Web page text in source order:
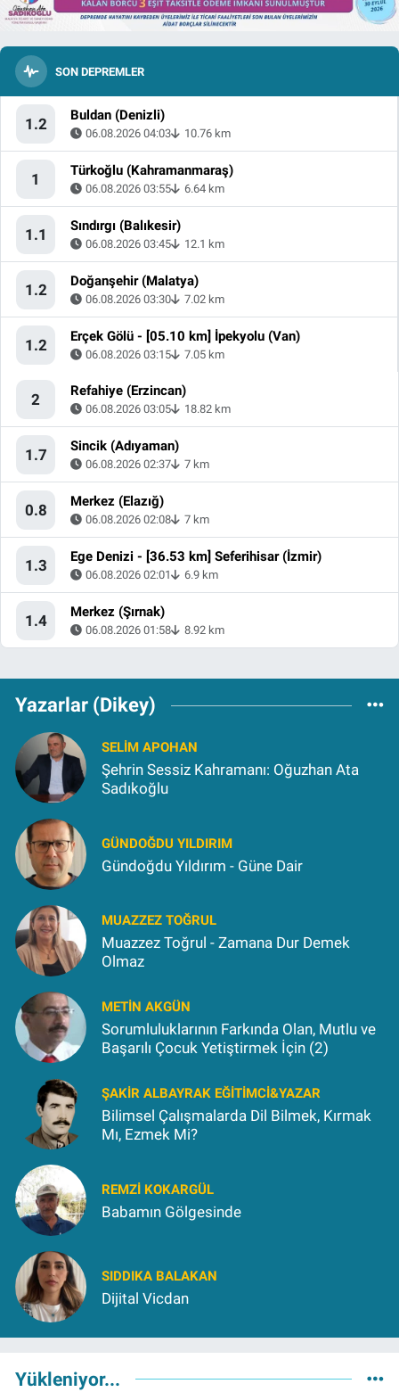
SON DEPREMLER
1.2 Buldan (Denizli)
06.08.2026 04:03 10.76 km
1 Türkoğlu (Kahramanmaraş)
06.08.2026 03:55 6.64 km
1.1 Sındırgı (Balıkesir)
06.08.2026 03:45 12.1 km
1.2 Doğanşehir (Malatya)
06.08.2026 03:30 7.02 km
1.2 Erçek Gölü - [05.10 km] İpekyolu (Van)
06.08.2026 03:15 7.05 km
2 Refahiye (Erzincan)
06.08.2026 03:05 18.82 km
1.7 Sincik (Adıyaman)
06.08.2026 02:37 7 km
0.8 Merkez (Elazığ)
06.08.2026 02:08 7 km
1.3 Ege Denizi - [36.53 km] Seferihisar (İzmir)
06.08.2026 02:01 6.9 km
1.4 Merkez (Şırnak)
06.08.2026 01:58 8.92 km
Yazarlar (Dikey)
SELIM APOHAN
Şehrin Sessiz Kahramanı: Oğuzhan Ata
Sadıkoğlu
GÜNDOĞDU YILDIRIM
Gündoğdu Yıldırım - Güne Dair
MUAZZEZ TOĞRUL
Muazzez Toğrul - Zamana Dur Demek
Olmaz
METIN AKGÜN
Sorumluluklarının Farkında Olan, Mutlu ve
Başarılı Çocuk Yetiştirmek İçin (2)
ŞAKIR ALBAYRAK EĞITIMCI&YAZAR
Bilimsel Çalışmalarda Dil Bilmek, Kırmak
Mı, Ezmek Mi?
REMZI KOKARGÜL
Babamın Gölgesinde
SIDDIKA BALAKAN
Dijital Vicdan
Yükleniyor...